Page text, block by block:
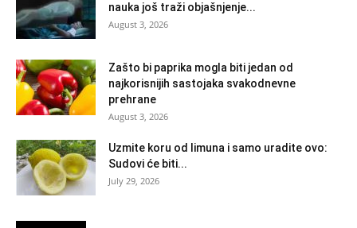
nauka još traži objašnjenje...
August 3, 2026
Zašto bi paprika mogla biti jedan od
najkorisnijih sastojaka svakodnevne
prehrane
August 3, 2026
Uzmite koru od limuna i samo uradite ovo:
Sudovi će biti...
July 29, 2026